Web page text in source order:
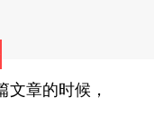
yuelaoban）
文章的时候，